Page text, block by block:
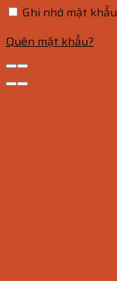
Ghi nhớ mật khẩu
Quên mật khẩu?